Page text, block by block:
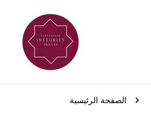
الصفحة الرئيسية